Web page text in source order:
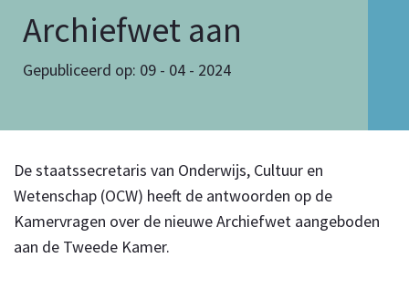
Archiefwet aan
Gepubliceerd op: 09 - 04 - 2024
De staatssecretaris van Onderwijs, Cultuur en
Wetenschap (OCW) heeft de antwoorden op de
Kamervragen over de nieuwe Archiefwet aangeboden
aan de Tweede Kamer.